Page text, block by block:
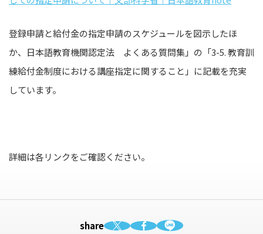
登録申請と給付金の指定申請のスケジュールを図示したほ
か、日本語教育機関認定法 よくある質問集」の「3-5. 教育訓
練給付金制度における講座指定に関すること」に記載を充実
しています。
詳細は各リンクをご確認ください。
share